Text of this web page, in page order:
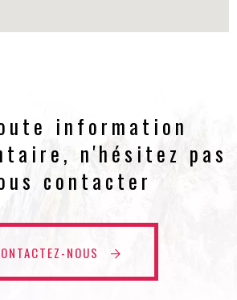
information
n'hésitez pas
contacter
NOUS